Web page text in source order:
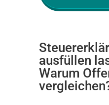
ausfüllen
Warum